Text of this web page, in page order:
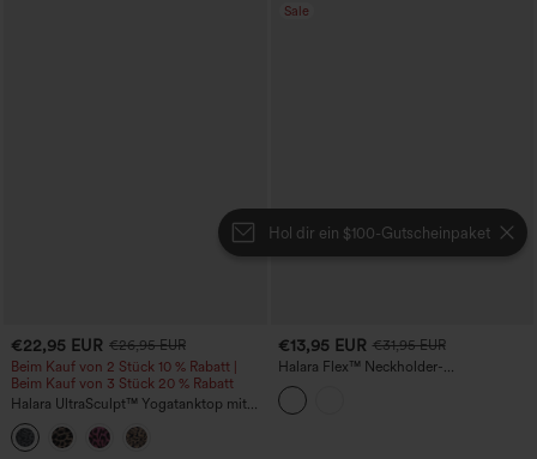
Hol dir ein $100-Gutscheinpaket
€22,95 EUR €26,95 EUR
Beim Kauf von 2 Stück 10 % Rabatt |
Beim Kauf von 3 Stück 20 % Rabatt
Halara UltraSculpt™ Yogatanktop mit
Leopardenmuster, tiefem
Rundhalsausschnitt, integriertem BH
und überkreuztem Saum
Sale
€13,95 EUR €31,95 EUR
Halara Flex™ Neckholder-
Reißverschluss Gewaschene Denim
Casual Tank Top